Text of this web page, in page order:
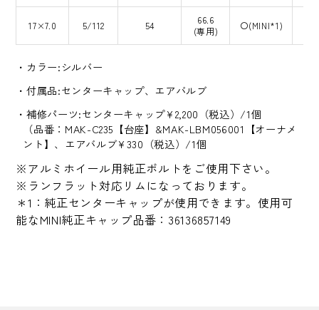
17×7.0 5/112 54
66.6
(専用)
〇(MINI*1)
カラー:シルバー
付属品:センターキャップ、エアバルブ
補修パーツ:センターキャップ¥2,200（税込）/1個
（品番：MAK-C235【台座】&MAK-LBM056001【オーナメ
ント】、エアバルブ¥330（税込）/1個
※アルミホイール用純正ボルトをご使用下さい。
※ランフラット対応リムになっております。
＊1：純正センターキャップが使用できます。使用可
能なMINI純正キャップ品番：36136857149